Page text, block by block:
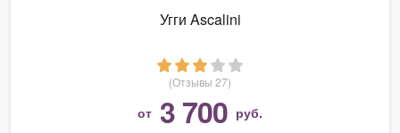
Угги Ascalini
(Отзывы 27)
от 3 700 руб.